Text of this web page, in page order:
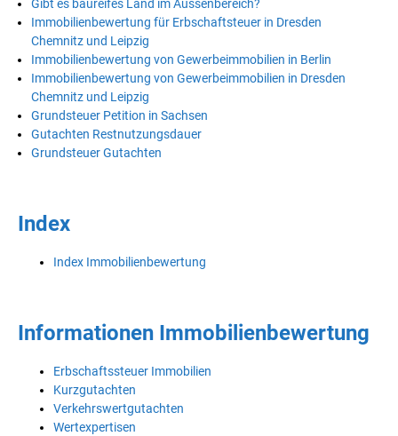
Gibt es baureifes Land im Aussenbereich?
Immobilienbewertung für Erbschaftsteuer in Dresden
Chemnitz und Leipzig
Immobilienbewertung von Gewerbeimmobilien in Berlin
Immobilienbewertung von Gewerbeimmobilien in Dresden
Chemnitz und Leipzig
Grundsteuer Petition in Sachsen
Gutachten Restnutzungsdauer
Grundsteuer Gutachten
Index
Index Immobilienbewertung
Informationen Immobilienbewertung
Erbschaftssteuer Immobilien
Kurzgutachten
Verkehrswertgutachten
Wertexpertisen